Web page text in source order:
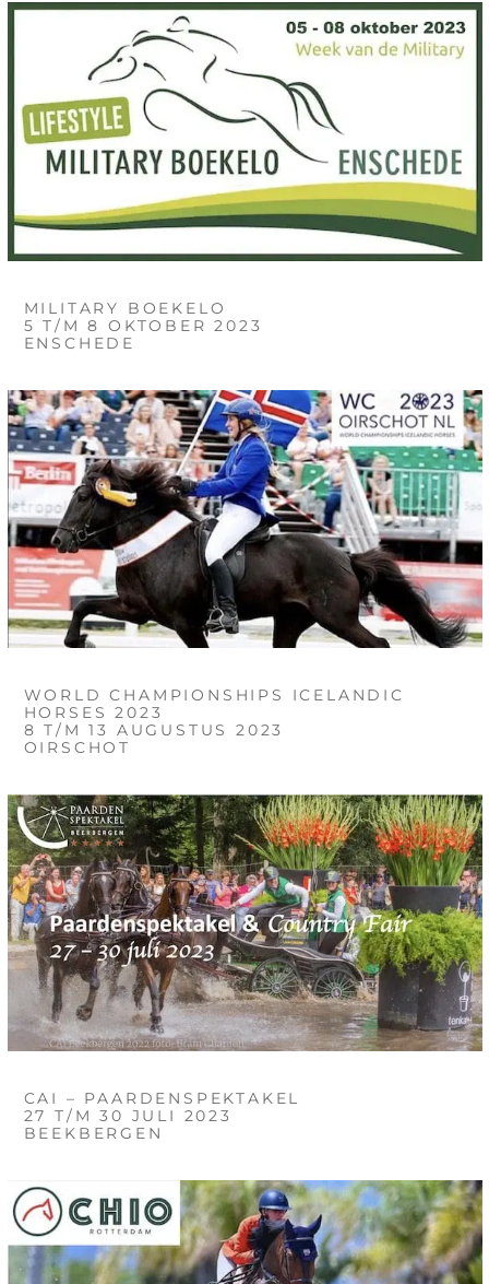
MILITARY BOEKELO
5 T/M 8 OKTOBER 2023
ENSCHEDE
WORLD CHAMPIONSHIPS ICELANDIC
HORSES 2023
8 T/M 13 AUGUSTUS 2023
OIRSCHOT
CAI – PAARDENSPEKTAKEL
27 T/M 30 JULI 2023
BEEKBERGEN